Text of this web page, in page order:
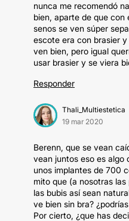
nunca me recomendó
bien, aparte de que con
senos se ven súper
escote era con brasier
ven bien, pero igual
usar brasier y se viera
Responder
Thali_Multiestetica
19 mar 2020
Berenn, que se vean
vean juntos eso es algo
unos implantes de 700
mito que (a nosotras
las bubis así sean
ve bien sin bra?
Por cierto, ¿que has